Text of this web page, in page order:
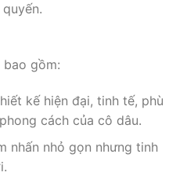
gồm:
kế hiện đại, tinh tế, phù
cách của cô dâu.
nhấn nhỏ gọn nhưng tinh